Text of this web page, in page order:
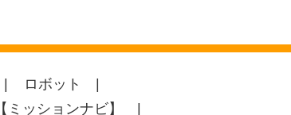
ロボット
ッションナビ】